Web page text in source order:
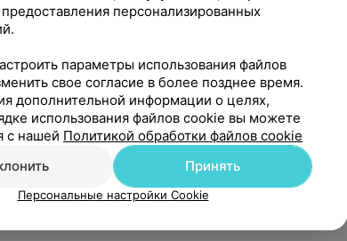
Рекомендую
предоставления персонализированных
параметры использования файлов
свое согласие в более позднее время.
дополнительной информации о целях,
использования файлов cookie вы можете
с нашей Политикой обработки файлов cookie
Принять
Персональные настройки Cookie